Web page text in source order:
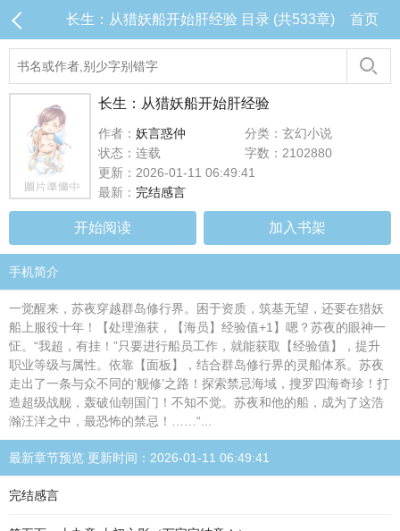
长生：从猎妖船开始肝经验 目录 (共533章) 首页
长生：从猎妖船开始肝经验
作者： 妖言惑仲
分类：玄幻小说
状态：连载
字数：2102880
更新：2026-01-11 06:49:41
最新： 完结感言
开始阅读 加入书架
手机简介
一觉醒来，苏夜穿越群岛修行界。困于资质，筑基无望，还要在猎妖
船上服役十年！【处理渔获，【海员】经验值+1】嗯？苏夜的眼神一
怔。“我超，有挂！”只要进行船员工作，就能获取【经验值】，提升
职业等级与属性。依靠【面板】，结合群岛修行界的灵船体系。苏夜
走出了一条与众不同的‘舰修’之路！探索禁忌海域，搜罗四海奇珍！打
造超级战舰，轰破仙朝国门！不知不觉。苏夜和他的船，成为了这浩
瀚汪洋之中，最恐怖的禁忌！……“...
最新章节预览 更新时间：2026-01-11 06:49:41
完结感言